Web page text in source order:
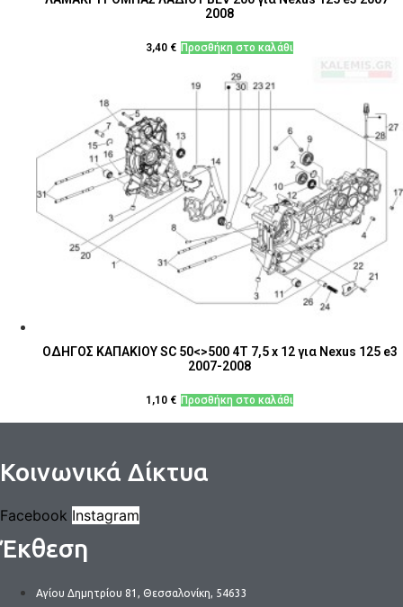
2008
3,40 € Προσθήκη στο καλάθι
ΟΔΗΓΟΣ ΚΑΠΑΚΙΟΥ SC 50<>500 4T 7,5 x 12 για Nexus 125 e3
2007-2008
1,10 € Προσθήκη στο καλάθι
Κοινωνικά Δίκτυα
Facebook Instagram
Έκθεση
Αγίου Δημητρίου 81, Θεσσαλονίκη, 54633